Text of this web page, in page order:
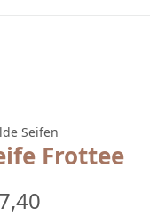
Seifen
Frottee
Preis: